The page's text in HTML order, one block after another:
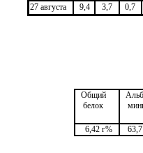
27 августа
9,4 3,7 0,7
Общий
белок
6,42 г%